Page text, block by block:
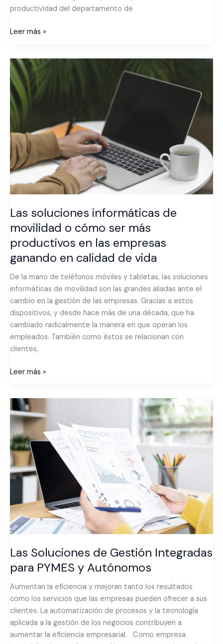
productividad del departamento de
Leer más »
Las soluciones informáticas de
movilidad o cómo ser más
productivos en las empresas
ganando en calidad de vida
De la mano de teléfonos móviles y tabletas, las soluciones
informáticas de movilidad son las grandes aliadas ante el
cambio en la gestión de las empresas. Gracias a estos
dispositivos, y desde hace más de una década, que ha
cambiado radicalmente la manera en que operan los
empleados. También como éstos se relacionan con
clientes,
Las
soluciones
informáticas
de
movilidad
o
cómo
ser
más
productivos
en
las
empresas
ganando
en
calidad
de
vida
Leer más »
Las Soluciones de Gestión Integradas
para PYMES y Autónomos
Aumentan la eficiencia y mejoran tanto los resultados
como los servicios que las empresas pueden ofrecer a sus
clientes. La automatización de procesos y la tecnología
aplicada a la gestión de los negocios contribuyen a
aumentar la eficiencia empresarial. Como empresa
Las
Soluciones
de
Gestión
Integradas
para
PYMES
Autónomos